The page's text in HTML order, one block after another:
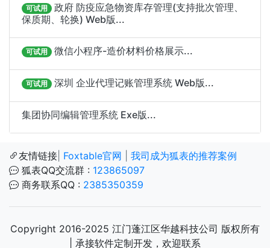
可试用
政府 防疫应急物资库存管理(支持批次管理、
保质期、轮换) Web版...
可试用 微信小程序-造价材料价格展示...
可试用 深圳 企业代理记账管理系统 Web版...
集团协同编辑管理系统 Exe版...
友情链接 Foxtable官网
我司成为狐表的推荐案例
狐表QQ交流群 : 123865097
商务联系QQ : 2385350359
Copyright 2016-2025 江门蓬江区华越科技公司 版权所有
| 承接软件定制开发，欢迎联系